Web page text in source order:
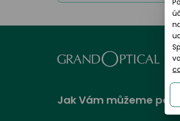
Jak Vám můžeme